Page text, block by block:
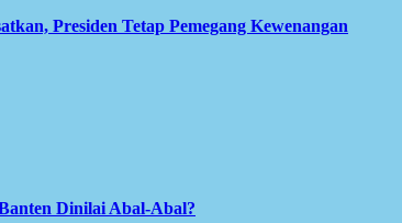
Presiden Tetap Pemegang Kewenangan
Dinilai Abal-Abal?